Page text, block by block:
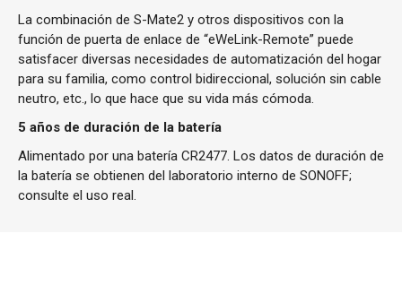
La combinación de S-Mate2 y otros dispositivos con la
función de puerta de enlace de “eWeLink-Remote” puede
satisfacer diversas necesidades de automatización del hogar
para su familia, como control bidireccional, solución sin cable
neutro, etc., lo que hace que su vida más cómoda.
5 años de duración de la batería
Alimentado por una batería CR2477. Los datos de duración de
la batería se obtienen del laboratorio interno de SONOFF;
consulte el uso real.